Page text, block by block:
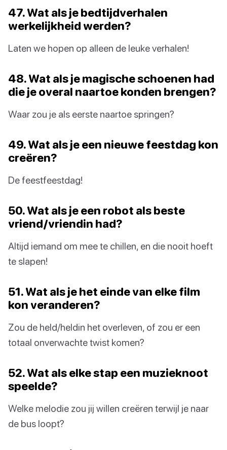
47. Wat als je bedtijdverhalen
werkelijkheid werden?
Laten we hopen op alleen de leuke verhalen!
48. Wat als je magische schoenen had
die je overal naartoe konden brengen?
Waar zou je als eerste naartoe springen?
49. Wat als je een nieuwe feestdag kon
creëren?
De feestfeestdag!
50. Wat als je een robot als beste
vriend/vriendin had?
Altijd iemand om mee te chillen, en die nooit hoeft
te slapen!
51. Wat als je het einde van elke film
kon veranderen?
Zou de held/heldin het overleven, of zou er een
totaal onverwachte twist komen?
52. Wat als elke stap een muzieknoot
speelde?
Welke melodie zou jij willen creëren terwijl je naar
de bus loopt?